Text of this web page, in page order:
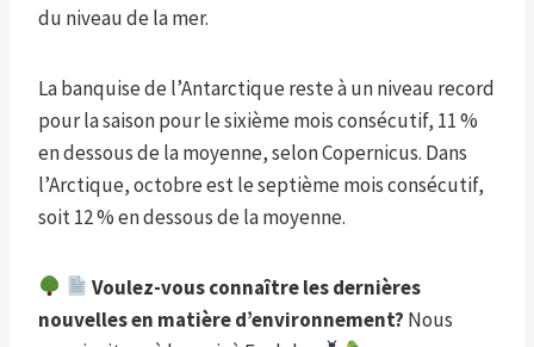
du niveau de la mer.
La banquise de l’Antarctique reste à un niveau record
pour la saison pour le sixième mois consécutif, 11 %
en dessous de la moyenne, selon Copernicus. Dans
l’Arctique, octobre est le septième mois consécutif,
soit 12 % en dessous de la moyenne.
Voulez-vous connaître les dernières
nouvelles en matière d’environnement? Nous